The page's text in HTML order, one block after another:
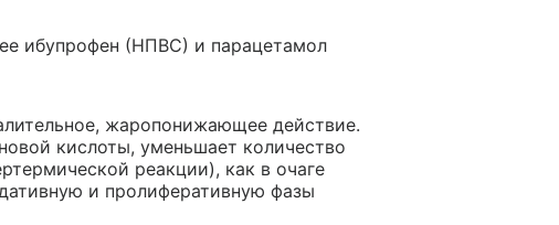
ибупрофен (НПВС) и парацетамол
жаропонижающее действие.
кислоты, уменьшает количество
реакции), как в очаге
и пролиферативную фазы